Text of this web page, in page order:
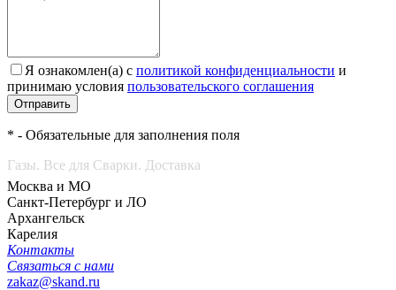
Я ознакомлен(а) с политикой конфиденциальности и
принимаю условия пользовательского соглашения
Отправить
* - Обязательные для заполнения поля
Газы. Все для Сварки. Доставка
Москва и МО
Санкт-Петербург и ЛО
Архангельск
Карелия
Контакты
Связаться с нами
zakaz@skand.ru